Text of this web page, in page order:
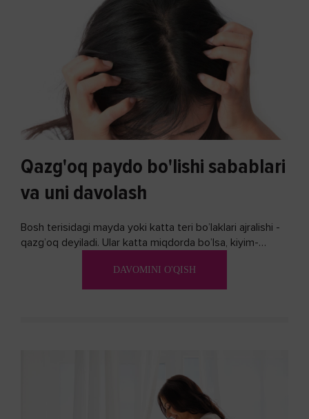
Qazg'oq paydo bo'lishi sabablari
va uni davolash
Bosh terisidagi mayda yoki katta teri bo’laklari ajralishi -
qazg’oq deyiladi. Ular katta miqdorda bo’lsa, kiyim-
DAVOMINI O'QISH